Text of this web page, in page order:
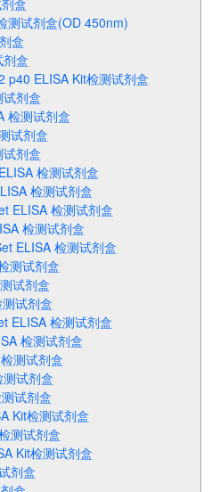
盒
测试剂盒(OD 450nm)
盒
盒
p40 ELISA Kit检测试剂盒
剂盒
检测试剂盒
试剂盒
剂盒
检测试剂盒
检测试剂盒
ELISA 检测试剂盒
检测试剂盒
ELISA 检测试剂盒
测试剂盒
试剂盒
试剂盒
ELISA 检测试剂盒
检测试剂盒
测试剂盒
试剂盒
试剂盒
Kit检测试剂盒
测试剂盒
Kit检测试剂盒
剂盒